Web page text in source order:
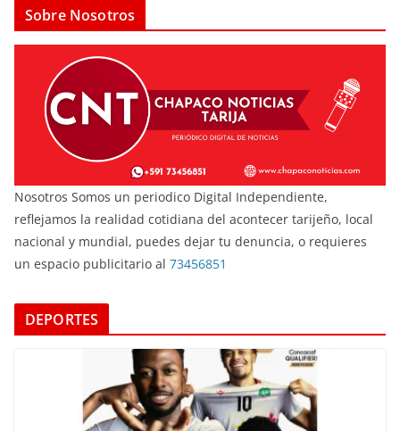
Sobre Nosotros
Nosotros Somos un periodico Digital Independiente,
reflejamos la realidad cotidiana del acontecer tarijeño, local
nacional y mundial, puedes dejar tu denuncia, o requieres
un espacio publicitario al 73456851
DEPORTES